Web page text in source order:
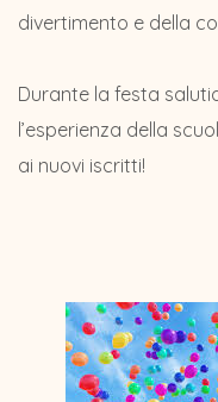
divertimento e della
Durante la festa
l’esperienza della
ai nuovi iscritti!